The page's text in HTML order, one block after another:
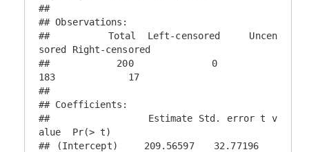
##
## Observations:
##          Total  Left-censored     Uncen
sored Right-censored
##            200              0
183             17
##
## Coefficients:
##                 Estimate Std. error t v
alue  Pr(> t)
## (Intercept)    209.56597   32.77196